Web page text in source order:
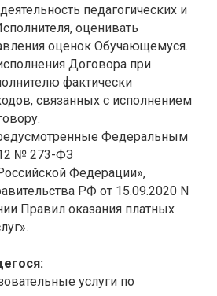
педагогических и
оценивать
оценок Обучающемуся.
Договора при
фактически
связанных с исполнением
Федеральным
№ 273-ФЗ
Федерации»,
РФ от 15.09.2020 N
Правил оказания платных
услуги по